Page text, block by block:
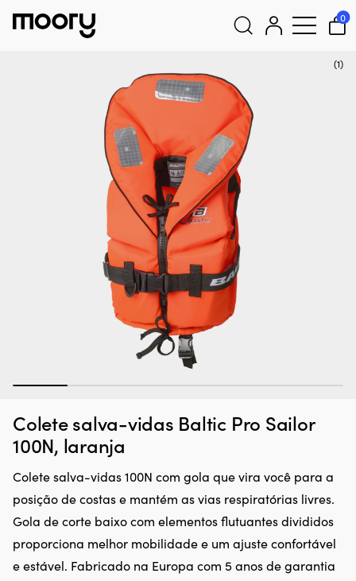
0
salva-vidas –Colete salva-vidas Baltic Pro Sailor 100N, laranja
(1)
Colete salva-vidas Baltic Pro Sailor
100N, laranja
Colete salva-vidas 100N com gola que vira você para a
posição de costas e mantém as vias respiratórias livres.
Gola de corte baixo com elementos flutuantes divididos
proporciona melhor mobilidade e um ajuste confortável
e estável. Fabricado na Europa com 5 anos de garantia